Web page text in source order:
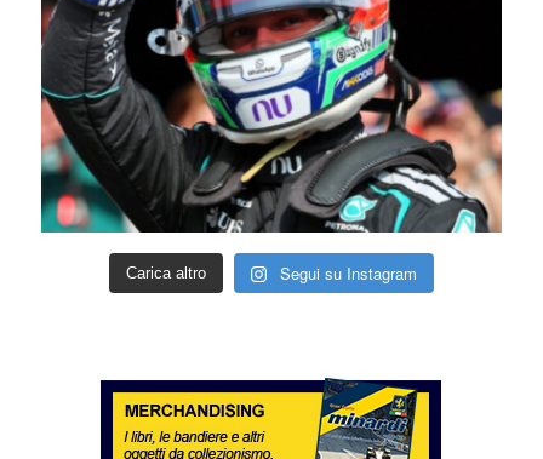
Carica altro Segui su Instagram